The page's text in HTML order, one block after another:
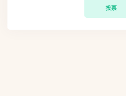
投票